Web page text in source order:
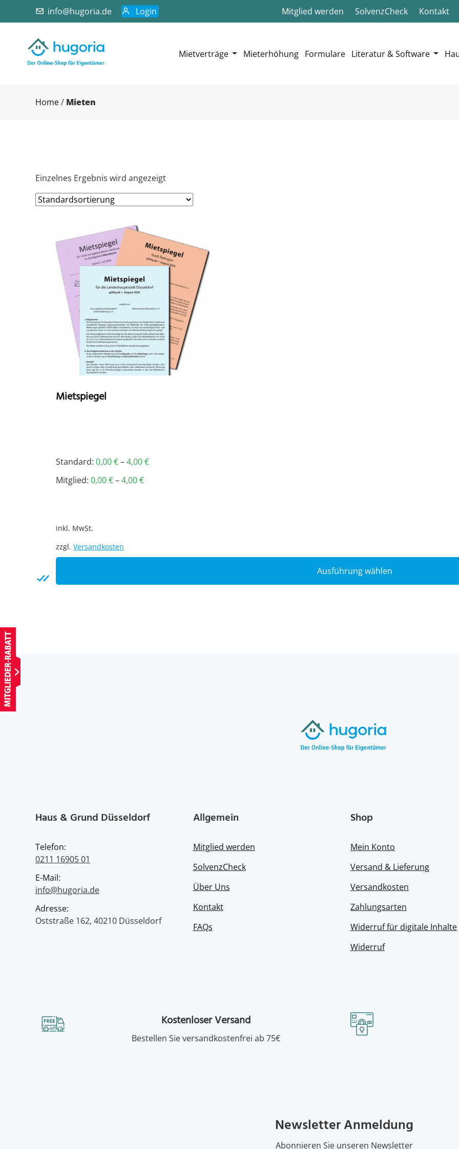
info@hugoria.de Login Mitglied werden SolvenzCheck Kontakt
Mietverträge Mieterhöhung Formulare Literatur & Software
Home/ Mieten
Einzelnes Ergebnis wird angezeigt
Mietspiegel
Standard: 0,00€–4,00€
Mitglied: 0,00€–4,00€
inkl. MwSt.
zzgl. Versandkosten
Ausführung wählen
Haus & Grund Düsseldorf
Telefon:
0211 16905 01
E-Mail:
info@hugoria.de
Adresse:
Oststraße 162, 40210 Düsseldorf
Allgemein
Mitglied werden
SolvenzCheck
Über Uns
Kontakt
FAQs
Shop
Mein Konto
Versand & Lieferung
Versandkosten
Zahlungsarten
Widerruf für digitale Inhalte
Widerruf
Kostenloser Versand
Bestellen Sie versandkostenfrei ab 75€
Newsletter Anmeldung
Abonnieren Sie unseren Newsletter